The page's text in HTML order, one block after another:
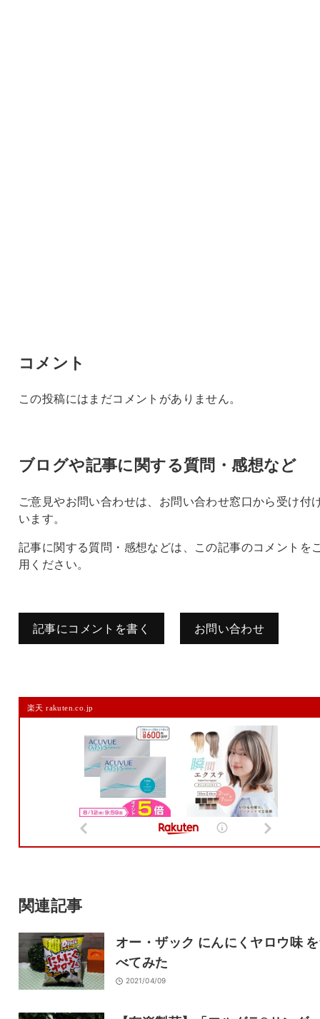
コメント
この投稿にはまだコメントがありません。
ブログや記事に関する質問・感想など
ご意見やお問い合わせは、お問い合わせ窓口から受け付
います。
記事に関する質問・感想などは、この記事のコメントを
用ください。
記事にコメントを書く お問い合わせ
メールアドレスは公開されません。
また、コメント欄には、必ず日本語を含めてください（スパム対策）。
サイト
楽天 rakuten.co.jp
関連記事
オー・ザック にんにくヤロウ味
べてみた
2021/04/09